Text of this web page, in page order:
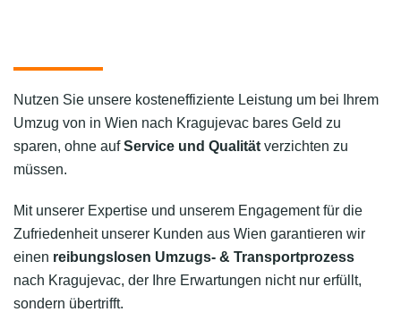
Nutzen Sie unsere kosteneffiziente Leistung um bei Ihrem
Umzug von in Wien nach Kragujevac bares Geld zu
sparen, ohne aufService und Qualität verzichten zu
müssen.
Mit unserer Expertise und unserem Engagement für die
Zufriedenheit unserer Kunden aus Wien garantieren wir
einen reibungslosen Umzugs- & Transportprozess
nach Kragujevac, der Ihre Erwartungen nicht nur erfüllt,
sondern übertrifft.